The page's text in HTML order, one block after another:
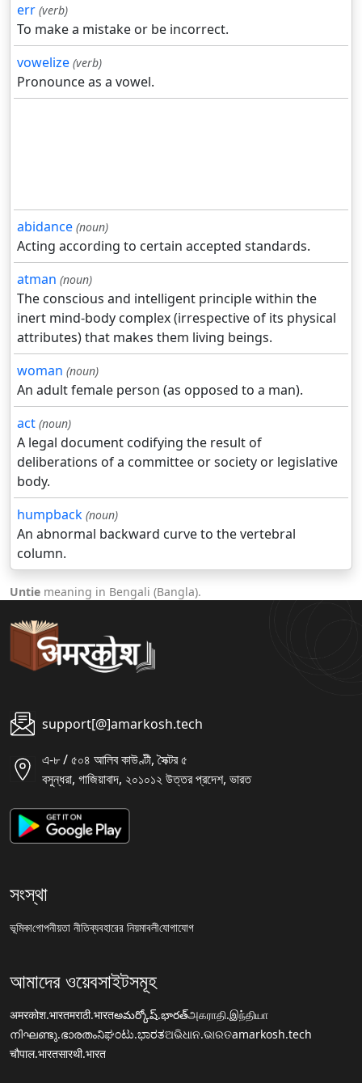
err (verb)
To make a mistake or be incorrect.
vowelize (verb)
Pronounce as a vowel.
abidance (noun)
Acting according to certain accepted standards.
atman (noun)
The conscious and intelligent principle within the
inert mind-body complex (irrespective of its physical
attributes) that makes them living beings.
woman (noun)
An adult female person (as opposed to a man).
act (noun)
A legal document codifying the result of
deliberations of a committee or society or legislative
body.
humpback (noun)
An abnormal backward curve to the vertebral
column.
Untie meaning in Bengali (Bangla).
support[@]amarkosh.tech
এ-৮ / ৫০৪ আলিব কাউণ্টী, সৈক্টর ৫
বসুন্ধরা, গাজিয়াবাদ, ২০১০১২ উত্তর প্রদেশ, ভারত
সংস্থা
ভূমিকাগোপনীয়তা নীতিব্যবহারের নিয়মাবলীযোগাযোগ
আমাদের ওয়েবসাইটসমূহ
अमरकोश.भारतमराठी.भारतఅమర్కోష్.భారత్அகராதி.இந்தியா
നിഘണ്ടു.ഭാരതംನಿಘಂಟು.ಭಾರತଅଭିଧାନ.ଭାରତamarkosh.tech
चौपाल.भारतसारथी.भारत